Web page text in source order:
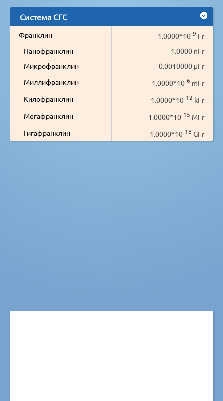
Система СГС
Франклин 1.0000*10-9 Fr
Нанофранклин
1.0000 nFr
Микрофранклин
0.0010000 µFr
Миллифранклин
1.0000*10-6 mFr
Килофранклин
1.0000*10-12 kFr
Мегафранклин
1.0000*10-15 MFr
Гигафранклин
1.0000*10-18 GFr